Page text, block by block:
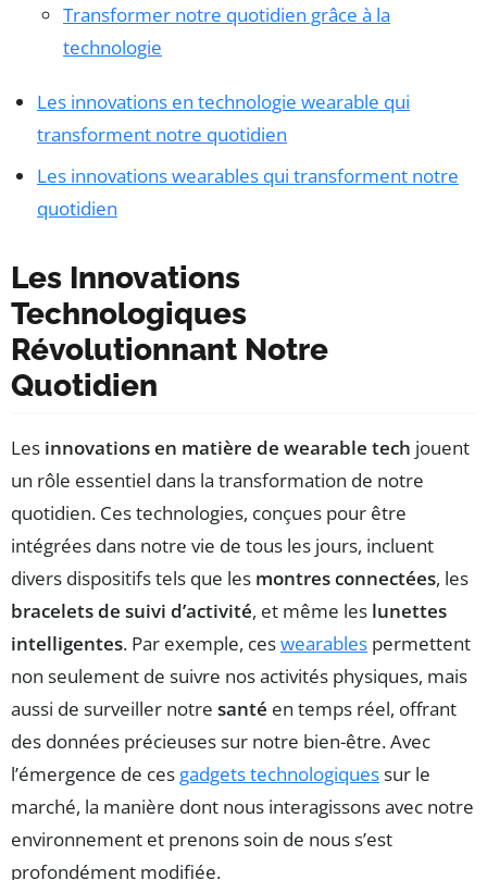
Transformer notre quotidien grâce à la
technologie
Les innovations en technologie wearable qui
transforment notre quotidien
Les innovations wearables qui transforment notre
quotidien
Les Innovations
Technologiques
Révolutionnant Notre
Quotidien
Les innovations en matière de wearable tech jouent
un rôle essentiel dans la transformation de notre
quotidien. Ces technologies, conçues pour être
intégrées dans notre vie de tous les jours, incluent
divers dispositifs tels que les montres connectées, les
bracelets de suivi d’activité, et même les lunettes
intelligentes. Par exemple, ceswearables permettent
non seulement de suivre nos activités physiques, mais
aussi de surveiller notre santé en temps réel, offrant
des données précieuses sur notre bien-être. Avec
l’émergence de ces gadgets technologiquessur le
marché, la manière dont nous interagissons avec notre
environnement et prenons soin de nous s’est
profondément modifiée.